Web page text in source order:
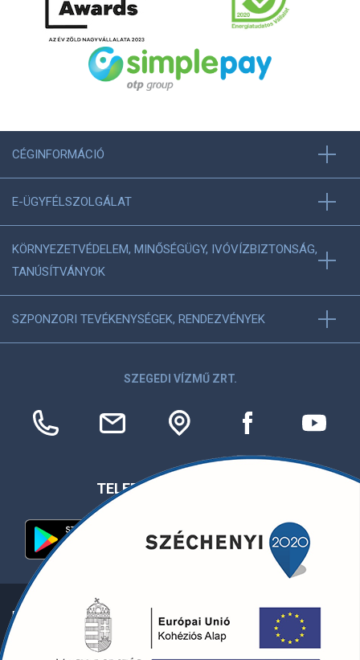
CÉGINFORMÁCIÓ
E-ÜGYFÉLSZOLGÁLAT
KÖRNYEZETVÉDELEM, MINŐSÉGÜGY, IVÓVÍZBIZTONSÁG,
TANÚSÍTVÁNYOK
SZPONZORI TEVÉKENYSÉGEK, RENDEZVÉNYEK
SZEGEDI VÍZMŰ ZRT.
TELEFONOS APPLIKÁCIÓ
Egyéb információk